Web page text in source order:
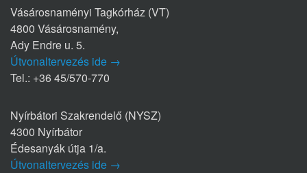
Vásárosnaményi Tagkórház (VT)
4800 Vásárosnamény,
Ady Endre u. 5.
Útvonaltervezés ide →
Tel.: +36 45/570-770
Nyírbátori Szakrendelő (NYSZ)
4300 Nyírbátor
Édesanyák útja 1/a.
Útvonaltervezés ide →